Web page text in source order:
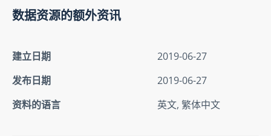
数据资源的额外资讯
建立日期
2019-06-27
发布日期
2019-06-27
资料的语言
英文, 繁体中文